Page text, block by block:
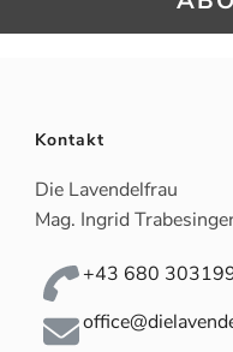
Kontakt
Die Lavendelfrau
Mag. Ingrid
+43 680